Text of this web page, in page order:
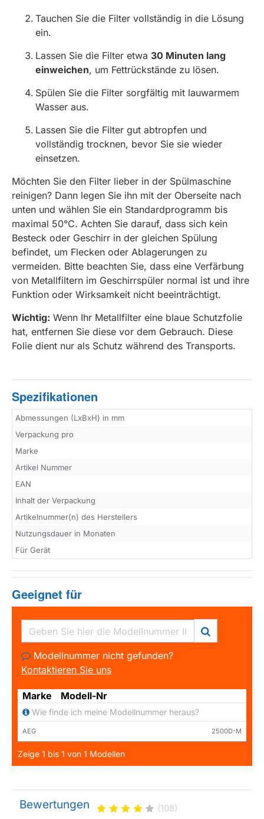
Tauchen Sie die Filter vollständig in die Lösung
ein.
Lassen Sie die Filter etwa 30 Minuten lang
einweichen, um Fettrückstände zu lösen.
Spülen Sie die Filter sorgfältig mit lauwarmem
Wasser aus.
Lassen Sie die Filter gut abtropfen und
vollständig trocknen, bevor Sie sie wieder
einsetzen.
Möchten Sie den Filter lieber in der Spülmaschine
reinigen? Dann legen Sie ihn mit der Oberseite nach
unten und wählen Sie ein Standardprogramm bis
maximal 50°C. Achten Sie darauf, dass sich kein
Besteck oder Geschirr in der gleichen Spülung
befindet, um Flecken oder Ablagerungen zu
vermeiden. Bitte beachten Sie, dass eine Verfärbung
von Metallfiltern im Geschirrspüler normal ist und ihre
Funktion oder Wirksamkeit nicht beeinträchtigt.
Wichtig: Wenn Ihr Metallfilter eine blaue Schutzfolie
hat, entfernen Sie diese vor dem Gebrauch. Diese
Folie dient nur als Schutz während des Transports.
Spezifikationen
Abmessungen (LxBxH) in mm
Verpackung pro
Marke
Artikel Nummer
EAN
Inhalt der Verpackung
Artikelnummer(n) des Herstellers
Nutzungsdauer in Monaten
Für Gerät
Geeignet für
Modellnummer nicht gefunden?
Kontaktieren Sie uns
Marke Modell-Nr
Wie finde ich meine Modellnummer heraus?
AEG 2500D-M
Zeige 1 bis 1 von 1 Modellen
Bewertungen (108)